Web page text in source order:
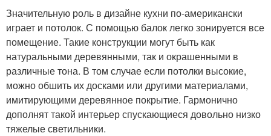
Значительную роль в дизайне кухни по-американски
играет и потолок. С помощью балок легко зонируется все
помещение. Такие конструкции могут быть как
натуральными деревянными, так и окрашенными в
различные тона. В том случае если потолки высокие,
можно обшить их досками или другими материалами,
имитирующими деревянное покрытие. Гармонично
дополнят такой интерьер спускающиеся довольно низко
тяжелые светильники.